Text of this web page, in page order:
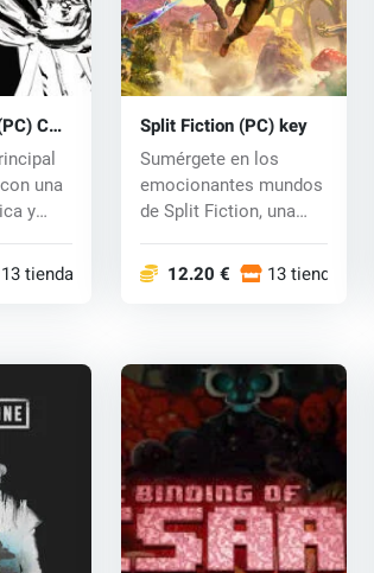
CD
una
y
13 tiendas
Split Fiction (PC) key
Sumérgete en los
emocionantes mundos
de Split Fiction, una
12.20 € 13 tiendas